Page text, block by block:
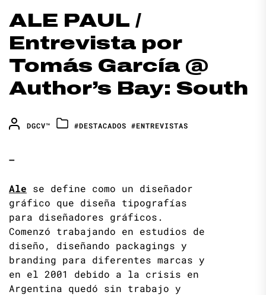
ALE PAUL /
Entrevista por
Tomás García @
Author’s Bay: South
DGCV™ #DESTACADOS #ENTREVISTAS
—
Ale se define como un diseñador
gráfico que diseña tipografías
para diseñadores gráficos.
Comenzó trabajando en estudios de
diseño, diseñando packagings y
branding para diferentes marcas y
en el 2001 debido a la crisis en
Argentina quedó sin trabajo y